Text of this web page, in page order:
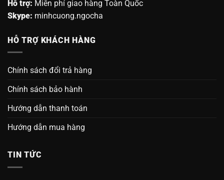
Hỗ trợ: Miễn phí giao hàng Toàn Quốc
Skype: minhcuong.ngocha
HỖ TRỢ KHÁCH HÀNG
Chính sách đổi trả hàng
Chính sách bảo hành
Hướng dẫn thanh toán
Hướng dẫn mua hàng
TIN TỨC